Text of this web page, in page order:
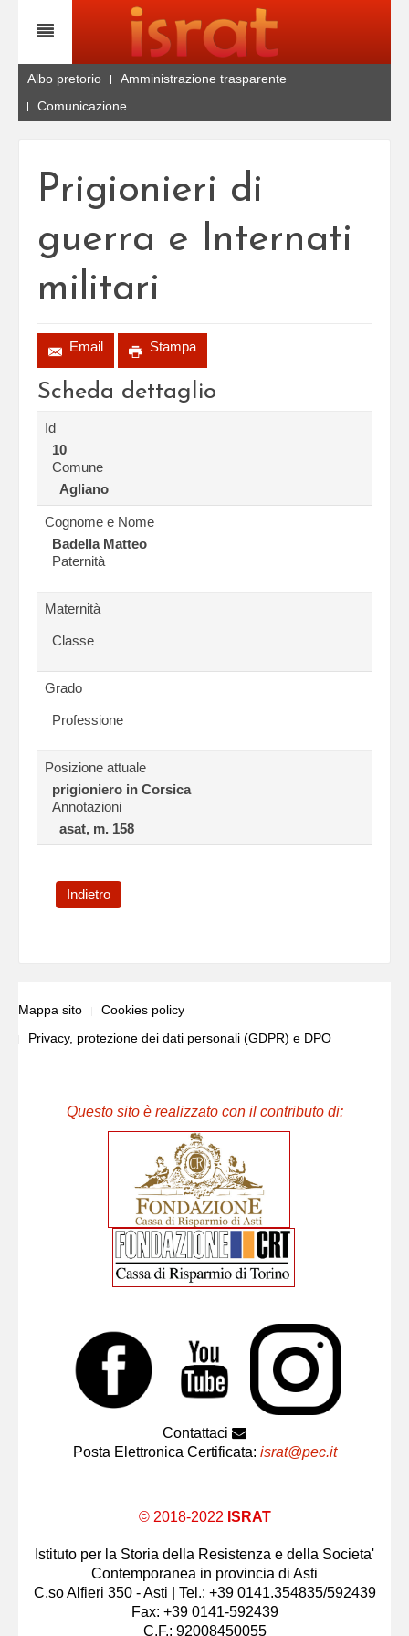
Albo pretorio
Amministrazione trasparente
Comunicazione
Prigionieri di
guerra e Internati
militari
Email Stampa
Scheda dettaglio
Id
10
Comune
Agliano
Cognome e Nome
Badella Matteo
Paternità
Maternità
Classe
Grado
Professione
Posizione attuale
prigioniero in Corsica
Annotazioni
asat, m. 158
Indietro
Mappa sito
Cookies policy
Privacy, protezione dei dati personali (GDPR) e DPO
Questo sito è realizzato con il contributo di:
Contattaci
Posta Elettronica Certificata: israt@pec.it
© 2018-2022 ISRAT
Istituto per la Storia della Resistenza e della Societa'
Contemporanea in provincia di Asti
C.so Alfieri 350 - Asti | Tel.: +39 0141.354835/592439
Fax: +39 0141-592439
C.F.: 92008450055